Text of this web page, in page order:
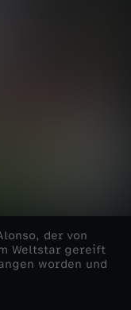
der von
Weltstar gereift
worden und